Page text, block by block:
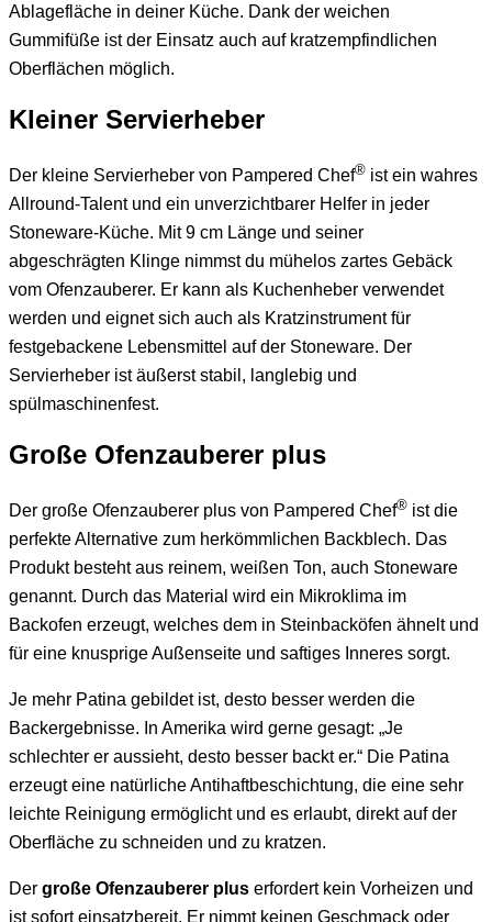
Ablagefläche in deiner Küche. Dank der weichen
Gummifüße ist der Einsatz auch auf kratzempfindlichen
Oberflächen möglich.
Kleiner Servierheber
Der kleine Servierheber von Pampered Chef® ist ein wahres
Allround-Talent und ein unverzichtbarer Helfer in jeder
Stoneware-Küche. Mit 9 cm Länge und seiner
abgeschrägten Klinge nimmst du mühelos zartes Gebäck
vom Ofenzauberer. Er kann als Kuchenheber verwendet
werden und eignet sich auch als Kratzinstrument für
festgebackene Lebensmittel auf der Stoneware. Der
Servierheber ist äußerst stabil, langlebig und
spülmaschinenfest.
Große Ofenzauberer plus
Der große Ofenzauberer plus von Pampered Chef® ist die
perfekte Alternative zum herkömmlichen Backblech. Das
Produkt besteht aus reinem, weißen Ton, auch Stoneware
genannt. Durch das Material wird ein Mikroklima im
Backofen erzeugt, welches dem in Steinbacköfen ähnelt und
für eine knusprige Außenseite und saftiges Inneres sorgt.
Je mehr Patina gebildet ist, desto besser werden die
Backergebnisse. In Amerika wird gerne gesagt: „Je
schlechter er aussieht, desto besser backt er.“ Die Patina
erzeugt eine natürliche Antihaftbeschichtung, die eine sehr
leichte Reinigung ermöglicht und es erlaubt, direkt auf der
Oberfläche zu schneiden und zu kratzen.
Der große Ofenzauberer plus erfordert kein Vorheizen und
ist sofort einsatzbereit. Er nimmt keinen Geschmack oder